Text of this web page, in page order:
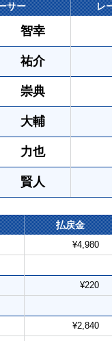
サー レ
智幸
介
崇典
大輔
力也
賢人
払戻金
¥4,980
¥220
¥2,840